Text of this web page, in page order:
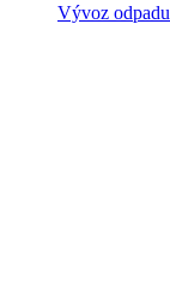
Vývoz odpadu